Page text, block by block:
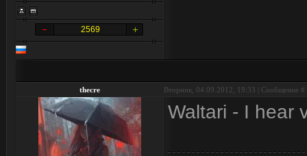
2569
thecre Вторник, 04.09.2012, 19:33 | Сообщение #
Waltari - I hear